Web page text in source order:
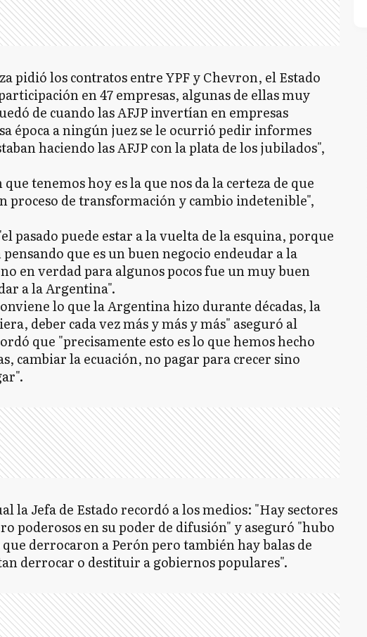
pidió los contratos entre YPF y Chevron, el Estado
en 47 empresas, algunas de ellas muy
de cuando las AFJP invertían en empresas
época a ningún juez se le ocurrió pedir informes
haciendo las AFJP con la plata de los jubilados",
tenemos hoy es la que nos da la certeza de que
proceso de transformación y cambio indetenible",
pasado puede estar a la vuelta de la esquina, porque
que es un buen negocio endeudar a la
en verdad para algunos pocos fue un muy buen
a la Argentina".
lo que la Argentina hizo durante décadas, la
deber cada vez más y más y más" aseguró al
que "precisamente esto es lo que hemos hecho
cambiar la ecuación, no pagar para crecer sino
la Jefa de Estado recordó a los medios: "Hay sectores
poderosos en su poder de difusión" y aseguró "hubo
derrocaron a Perón pero también hay balas de
derrocar o destituir a gobiernos populares".